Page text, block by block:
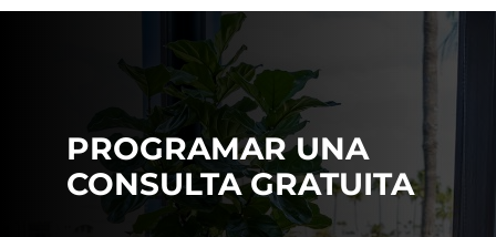
PROGRAMAR UNA
CONSULTA GRATUITA